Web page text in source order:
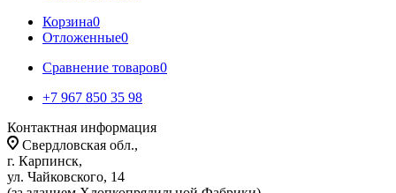
Корзина0
Отложенные0
Сравнение товаров0
+7 967 850 35 98
Контактная информация
Свердловская обл.,
г. Карпинск,
ул. Чайковского, 14